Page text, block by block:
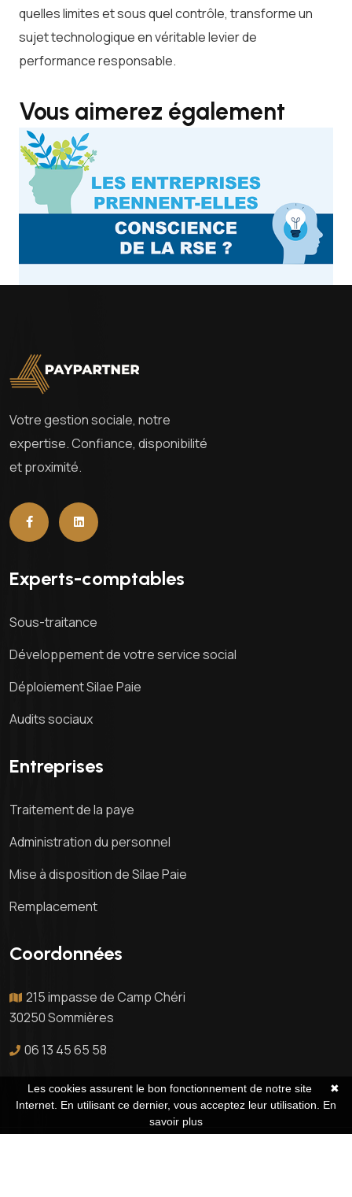
quelles limites et sous quel contrôle, transforme un
sujet technologique en véritable levier de
performance responsable.
Vous aimerez également
Votre gestion sociale, notre
expertise. Confiance, disponibilité
et proximité.
Experts-comptables
Sous-traitance
Développement de votre service social
Déploiement Silae Paie
Audits sociaux
Entreprises
Traitement de la paye
Administration du personnel
Mise à disposition de Silae Paie
Remplacement
Coordonnées
215 impasse de Camp Chéri
30250 Sommières
06 13 45 65 58
✖
Les cookies assurent le bon fonctionnement de notre site
Internet. En utilisant ce dernier, vous acceptez leur utilisation. En
savoir plus